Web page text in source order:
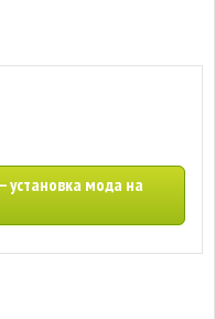
установка мода на